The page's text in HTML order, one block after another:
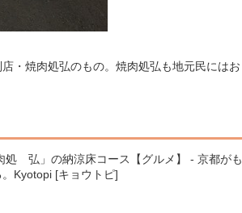
・焼肉処弘のもの。焼肉処弘も地元民にはお
弘」の納涼床コース【グルメ】 - 京都がも
。Kyotopi [キョウトピ]